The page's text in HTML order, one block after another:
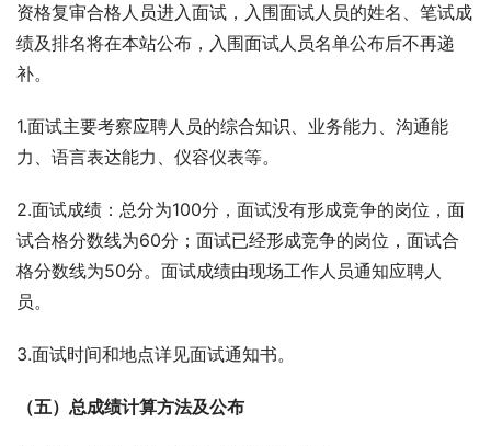
资格复审合格人员进入面试，入围面试人员的姓名、笔试成
绩及排名将在本站公布，入围面试人员名单公布后不再递
补。
1.面试主要考察应聘人员的综合知识、业务能力、沟通能
力、语言表达能力、仪容仪表等。
2.面试成绩：总分为100分，面试没有形成竞争的岗位，面
试合格分数线为60分；面试已经形成竞争的岗位，面试合
格分数线为50分。面试成绩由现场工作人员通知应聘人
员。
3.面试时间和地点详见面试通知书。
（五）总成绩计算方法及公布